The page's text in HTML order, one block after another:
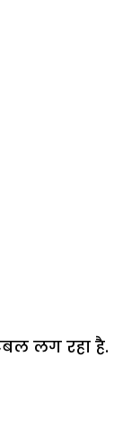
लग रहा है.